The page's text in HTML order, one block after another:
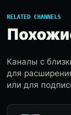
RELATED CHANNELS
Каналы с
для
или для